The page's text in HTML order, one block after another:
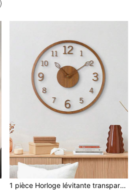
1 pièce Horloge lévitante transparente minimaliste, design de pointeur en forme de feuille créative, texture en bois, silencieuse sans tic-tac, convient pour le salon, la chambre, la cuisine, le bureau et la décoration de vacances. Horloge de décoration de chambre, horloge de décoration murale, décoration de chambre, décoration de dortoir, décoration de la maison pour la rentrée scolaire